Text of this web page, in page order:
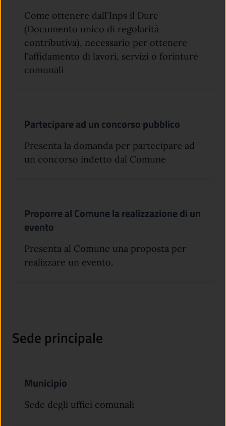
Come ottenere dall'Inps il Durc
(Documento unico di regolarità
contributiva), necessario per ottenere
l'affidamento di lavori, servizi o forinture
comunali
Partecipare ad un concorso pubblico
Presenta la domanda per partecipare ad
un concorso indetto dal Comune
Proporre al Comune la realizzazione di un
evento
Presenta al Comune una proposta per
realizzare un evento.
Sede principale
Municipio
Sede degli uffici comunali